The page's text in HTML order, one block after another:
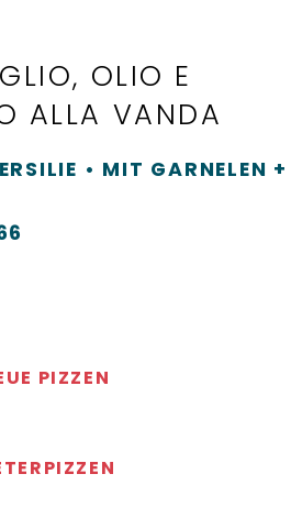
OLIO E
ALLA VANDA
• MIT GARNELEN +
PIZZEN